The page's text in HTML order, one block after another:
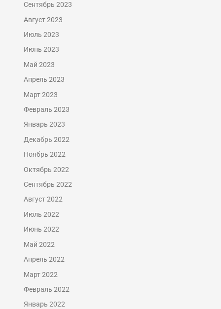
Сентябрь 2023
Август 2023
Июль 2023
Июнь 2023
Май 2023
Апрель 2023
Март 2023
Февраль 2023
Январь 2023
Декабрь 2022
Ноябрь 2022
Октябрь 2022
Сентябрь 2022
Август 2022
Июль 2022
Июнь 2022
Май 2022
Апрель 2022
Март 2022
Февраль 2022
Январь 2022